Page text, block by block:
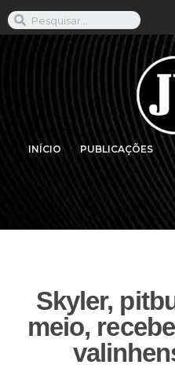
INÍCIO PUBLICAÇÕES
Skyler,
meio,